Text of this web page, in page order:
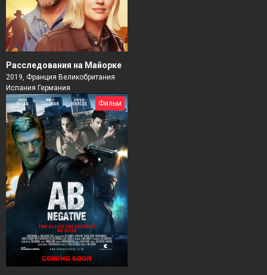
Расследования на Майорке
2019, Франция Великобритания
Испания Германия
Фильм